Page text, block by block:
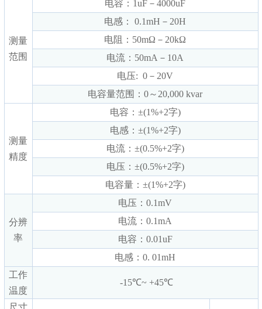
测量
范围
电容：1uF－4000uF
电感： 0.1mH－20H
电阻：50mΩ－20kΩ
电流：50mA－10A
电压: 0－20V
电容量范围：0～20,000 kvar
测量
精度
电容：±(1%+2字)
电感：±(1%+2字)
电流：±(0.5%+2字)
电压：±(0.5%+2字)
电容量：±(1%+2字)
分辨
率
电压：0.1mV
电流：0.1mA
电容：0.01uF
电感：0. 01mH
工作
温度
-15℃~ +45℃
尺寸